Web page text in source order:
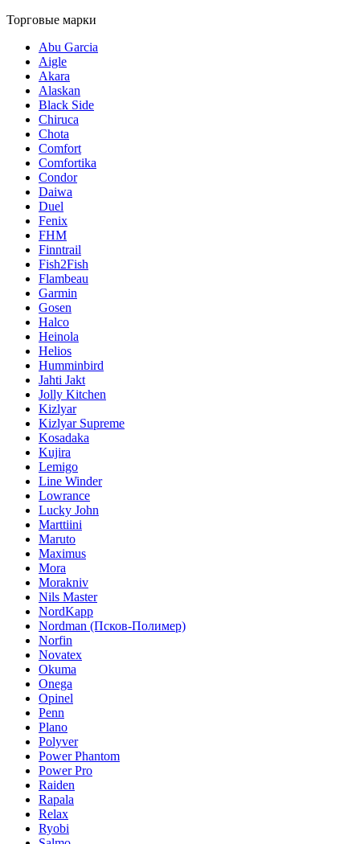
Торговые марки
Abu Garcia
Aigle
Akara
Alaskan
Black Side
Chiruca
Chota
Comfort
Comfortika
Condor
Daiwa
Duel
Fenix
FHM
Finntrail
Fish2Fish
Flambeau
Garmin
Gosen
Halco
Heinola
Helios
Humminbird
Jahti Jakt
Jolly Kitchen
Kizlyar
Kizlyar Supreme
Kosadaka
Kujira
Lemigo
Line Winder
Lowrance
Lucky John
Marttiini
Maruto
Maximus
Mora
Morakniv
Nils Master
NordKapp
Nordman (Псков-Полимер)
Norfin
Novatex
Okuma
Onega
Opinel
Penn
Plano
Polyver
Power Phantom
Power Pro
Raiden
Rapala
Relax
Ryobi